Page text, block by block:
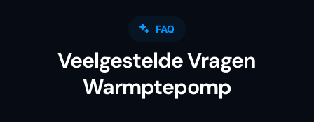
FAQ
Veelgestelde Vragen
Warmptepomp